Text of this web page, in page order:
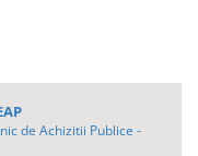
de Achizitii Publice -